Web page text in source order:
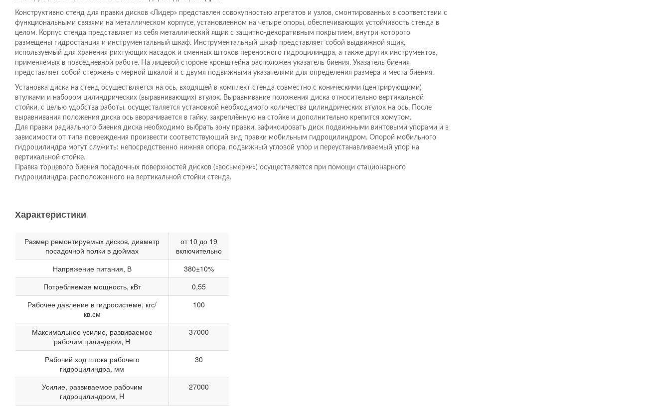
Конструктивно стенд для правки дисков «Лидер» представлен совокупностью агрегатов и узлов, смонтированных в соответствии с
функциональными связями на металлическом корпусе, установленном на четыре опоры, обеспечивающих устойчивость стенда в
целом. Корпус стенда представляет из себя металлический ящик с защитно-декоративным покрытием, внутри которого
размещены гидростанция и инструментальный шкаф. Инструментальный шкаф представляет собой выдвижной ящик,
используемый для хранения рихтующих насадок и сменных штоков переносного гидроцилиндра, а также других инструментов,
применяемых в повседневной работе. На лицевой стороне кронштейна расположен указатель биения. Указатель биения
представляет собой стержень с мерной шкалой и с двумя подвижными указателями для определения размера и места биения.
Установка диска на стенд осуществляется на ось, входящей в комплект стенда совместно с коническими (центрирующими)
втулками и набором цилиндрических (выравнивающих) втулок. Выравнивание положения диска относительно вертикальной
стойки, с целью удобства работы, осуществляется установкой необходимого количества цилиндрических втулок на ось. После
выравнивания положения диска ось вворачивается в гайку, закреплённую на стойке и дополнительно крепится хомутом.
Для правки радиального биения диска необходимо выбрать зону правки, зафиксировать диск подвижными винтовыми упорами и в
зависимости от типа повреждения произвести соответствующий вид правки мобильным гидроцилиндром. Опорой мобильного
гидроцилиндра могут служить: непосредственно нижняя опора, подвижный угловой упор и переустанавливаемый упор на
вертикальной стойке.
Правка торцевого биения посадочных поверхностей дисков («восьмерки») осуществляется при помощи стационарного
гидроцилиндра, расположенного на вертикальной стойки стенда.
Характеристики
Размер ремонтируемых дисков, диаметр
посадочной полки в дюймах
от 10 до 19
включительно
Напряжение питания, В
380±10%
Потребляемая мощность, кВт
0,55
Рабочее давление в гидросистеме, кгс/
кв.см
100
Максимальное усилие, развиваемое
рабочим цилиндром, Н
37000
Рабочий ход штока рабочего
гидроцилиндра, мм
30
Усилие, развиваемое рабочим
гидроцилиндром, H
27000
Стенд для правки мотоциклетных дисков Сибек Лидер (380
на